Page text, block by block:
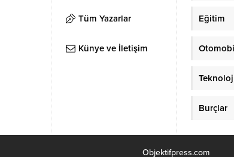
Tüm Yazarlar
Künye ve İletişim
Eğitim
Burçlar
Objektifpress.com